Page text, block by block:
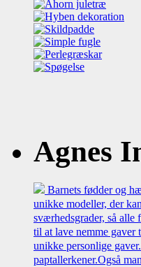
Agnes
Barnets fødder og
unikke modeller, der
sværhedsgrader, så alle
til at lave nemme gaver
unikke personlige gaver.
paptallerkener.Også